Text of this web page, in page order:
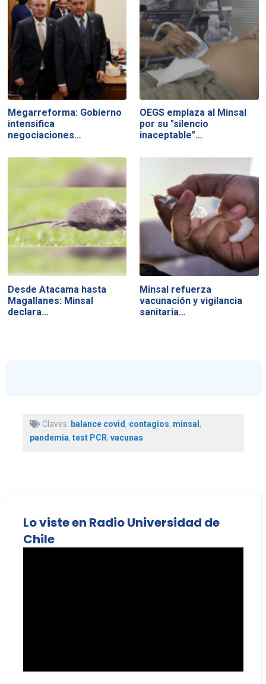
Megarreforma: Gobierno
intensifica
negociaciones…
OEGS emplaza al Minsal
por su "silencio
inaceptable"…
Desde Atacama hasta
Magallanes: Minsal
declara…
Minsal refuerza
vacunación y vigilancia
sanitaria…
Claves: balance covid , contagios, minsal ,
pandemia, test PCR, vacunas
Lo viste en Radio Universidad de
Chile